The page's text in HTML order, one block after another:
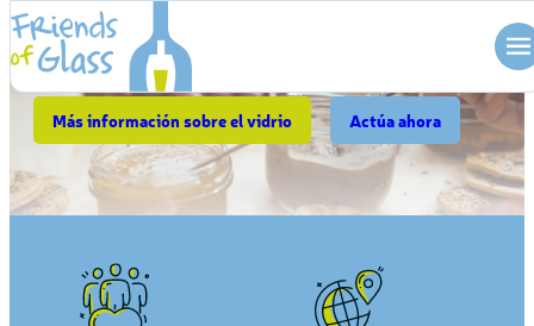
Skip
to
content
planeta.
Más información sobre el vidrio Actúa ahora